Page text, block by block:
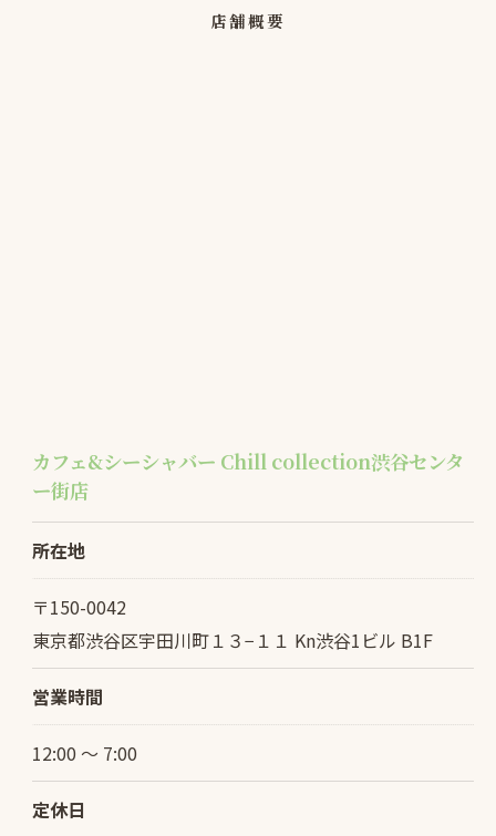
店舗概要
カフェ&シーシャバー Chill collection渋谷センタ
ー街店
所在地
〒150-0042
東京都渋谷区宇田川町１３−１１ Kn渋谷1ビル B1F
営業時間
12:00 〜 7:00
定休日